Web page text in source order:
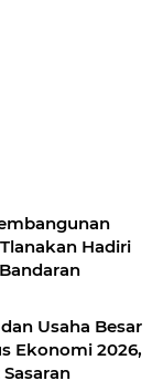
Hadiri
Usaha Besar
Ekonomi 2026,